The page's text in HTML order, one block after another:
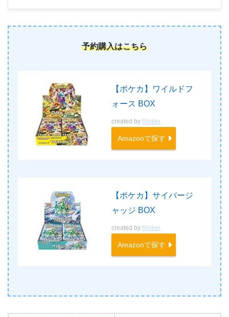
予約購入はこちら
【ポケカ】ワイルドフ
ォース BOX
created by Rinker
Amazonで探す
【ポケカ】サイバージ
ャッジ BOX
created by Rinker
Amazonで探す